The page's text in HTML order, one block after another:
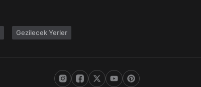
Gezilecek Yerler